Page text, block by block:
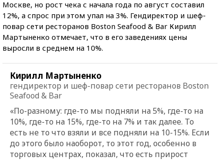
Москве, но рост чека с начала года по август составил
12%, а спрос при этом упал на 3%. Гендиректор и шеф-
повар сети ресторанов Boston Seafood & Bar Кирилл
Мартыненко отмечает, что в его заведениях цены
выросли в среднем на 10%.
Кирилл Мартыненко
гендиректор и шеф-повар сети ресторанов Boston
Seafood & Bar
«По-разному: где-то мы подняли на 5%, где-то на
10%, где-то на 15%, где-то на 7% и так далее. То
есть не то что взяли и все подняли на 10-15%. Если
до этого было наоборот, то этот год, особенно в
торговых центрах, показал, что есть прирост